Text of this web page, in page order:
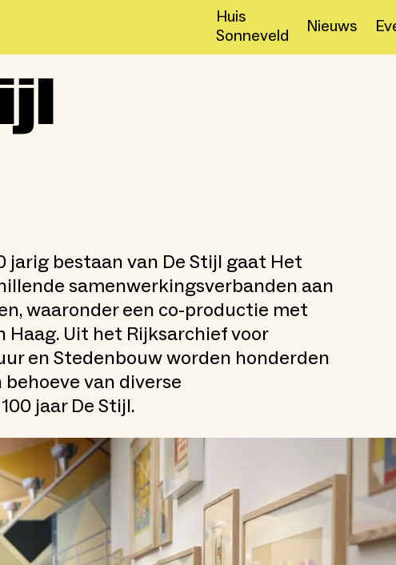
Huis
Sonneveld
Nieuws
jarig bestaan van De Stijl gaat Het
samenwerkingsverbanden aan
waaronder een co-productie met
Haag. Uit het Rijksarchief voor
en Stedenbouw worden honderden
van diverse
jaar De Stijl.